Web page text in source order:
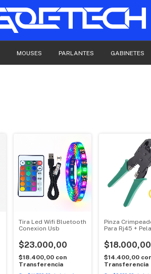
MOUSES PARLANTES GABINETES
Tira Led Wifi Bluetooth
Conexion Usb
$23.000,00
$18.400,00 con
Transferencia
Pinza
Para Rj45 +
$18.000,00
$14.400,00
Transferencia